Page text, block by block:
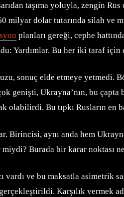
taşıma yoluyla, zengin
milyar dolar tutarında silah ve
planları gereği, cephe
Yardımlar. Bu her iki taraf
sonuç elde etmeye
genişti, Ukrayna’nın, bu
Bu tıpkı Rusların en
Birincisi, aynı anda hem
Burada bir karar noktası
vardı ve bu maksatla asimetrik
Karşılık vermek